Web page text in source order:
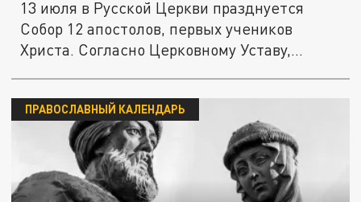
13 июля в Русской Церкви празднуется
Собор 12 апостолов, первых учеников
Христа. Согласно Церковному Уставу,...
ПРАВОСЛАВНЫЙ КАЛЕНДАРЬ